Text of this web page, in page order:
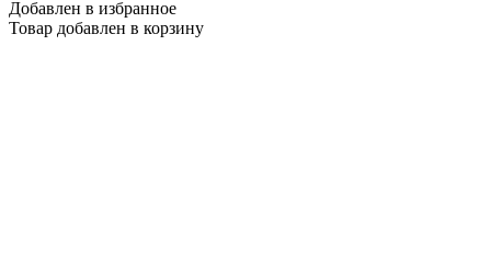
Добавлен в избранное
Товар добавлен в корзину